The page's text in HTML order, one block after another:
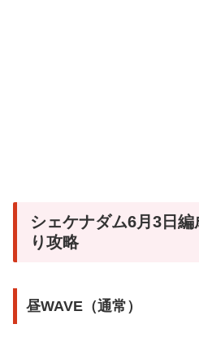
シェケナダム6月3日
り攻略
昼WAVE（通常）